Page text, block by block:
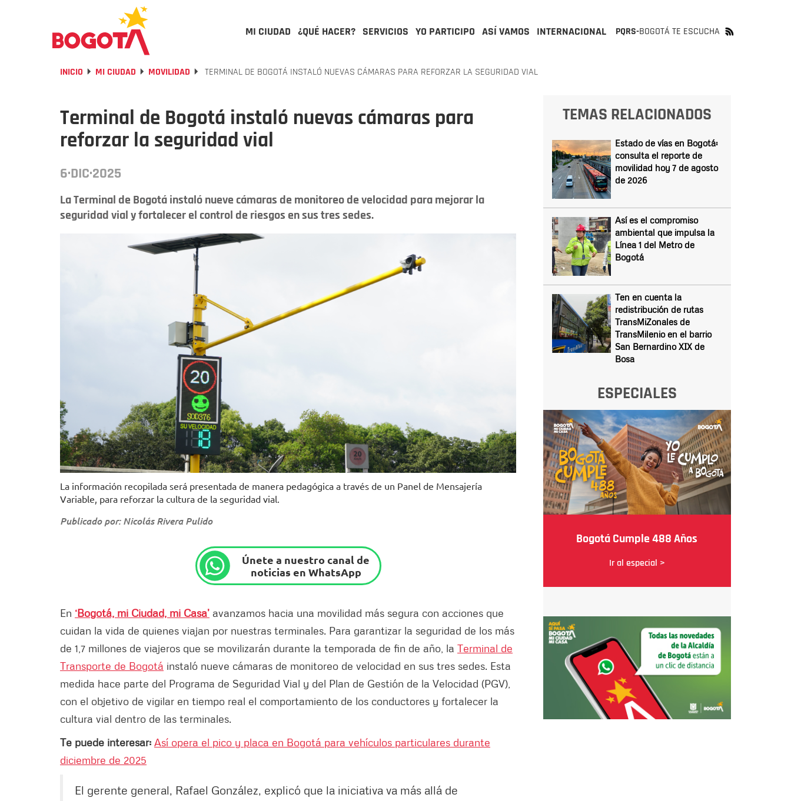
MI CIUDAD ¿QUÉ HACER? SERVICIOS YO PARTICIPO ASÍ VAMOS INTERNACIONAL PQRS-BOGOTÁ TE ESCUCHA
INICIO MI CIUDAD MOVILIDAD TERMINAL DE BOGOTÁ INSTALÓ NUEVAS CÁMARAS PARA REFORZAR LA SEGURIDAD VIAL
Terminal de Bogotá instaló nuevas cámaras para
reforzar la seguridad vial
6·DIC·2025
La Terminal de Bogotá instaló nueve cámaras de monitoreo de velocidad para mejorar la
seguridad vial y fortalecer el control de riesgos en sus tres sedes.
Foto: Terminal de Transporte de Bogotá
La información recopilada será presentada de manera pedagógica a través de un Panel de Mensajería
Variable, para reforzar la cultura de la seguridad vial.
Publicado por: Nicolás Rivera Pulido
Únete a nuestro canal de
noticias en WhatsApp
En ‘Bogotá, mi Ciudad, mi Casa’ avanzamos hacia una movilidad más segura con acciones que
cuidan la vida de quienes viajan por nuestras terminales. Para garantizar la seguridad de los más
de 1,7 millones de viajeros que se movilizarán durante la temporada de fin de año, la Terminal de
Transporte de Bogotá instaló nueve cámaras de monitoreo de velocidad en sus tres sedes. Esta
medida hace parte del Programa de Seguridad Vial y del Plan de Gestión de la Velocidad (PGV),
con el objetivo de vigilar en tiempo real el comportamiento de los conductores y fortalecer la
cultura vial dentro de las terminales.
Te puede interesar: Así opera el pico y placa en Bogotá para vehículos particulares durante
diciembre de 2025
El gerente general, Rafael González, explicó que la iniciativa va más allá de
TEMAS RELACIONADOS
Estado de vías en Bogotá:
consulta el reporte de
movilidad hoy 7 de agosto
de 2026
Así es el compromiso
ambiental que impulsa la
Línea 1 del Metro de
Bogotá
Ten en cuenta la
redistribución de rutas
TransMiZonales de
TransMilenio en el barrio
San Bernardino XIX de
Bosa
ESPECIALES
Bogotá Cumple 488 Años
Ir al especial >